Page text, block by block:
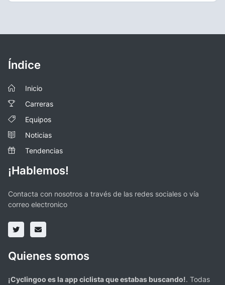
Índice
Inicio
Carreras
Equipos
Noticias
Tendencias
¡Hablemos!
Contacta con nosotros a través de las redes sociales o vía
correo electronico
Quienes somos
¡Cyclingoo es la app ciclista que estabas buscando!. Todas